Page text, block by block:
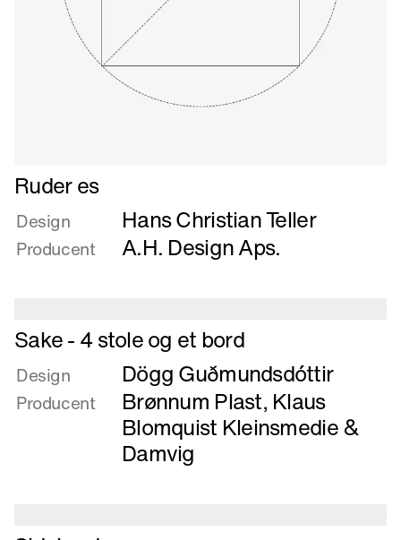
Læs
mere
om
Ruder
es
Ruder es
Design Hans Christian Teller
Producent A.H. Design Aps.
Læs
mere
om
Sake
-
Sake - 4 stole og et bord
Design Dögg Guðmundsdóttir
Producent Brønnum Plast, Klaus
Blomquist Kleinsmedie&
Damvig